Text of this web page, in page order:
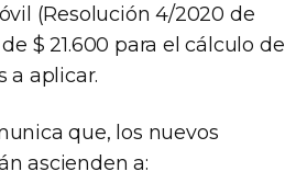
(Resolución 4/2020 de
$ 21.600 para el cálculo de
a aplicar.
que, los nuevos
ascienden a: